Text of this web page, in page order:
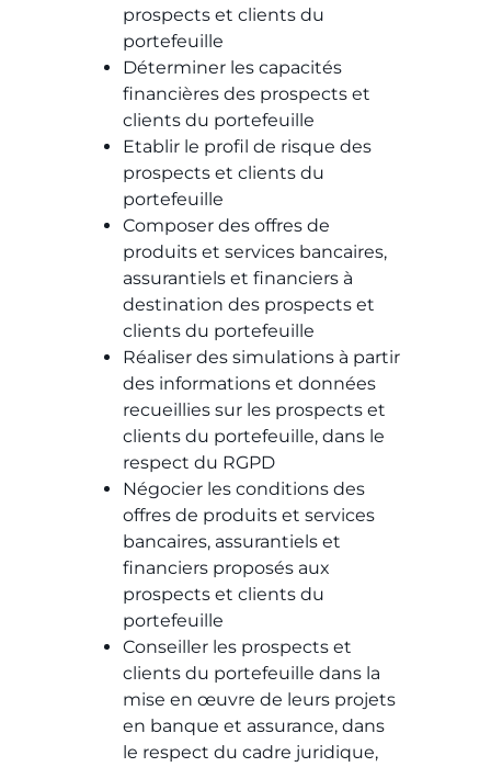
prospects et clients du
portefeuille​​
Déterminer les capacités
financières des prospects et
clients du portefeuille​​
Etablir le profil de risque des
prospects et clients du
portefeuille​​
Composer des offres de
produits et services bancaires,
assurantiels et financiers à
destination des prospects et
clients du portefeuille​​
Réaliser des simulations à partir
des informations et données
recueillies sur les prospects et
clients du portefeuille, dans le
respect du RGPD​​
Négocier les conditions des
offres de produits et services
bancaires, assurantiels et
financiers proposés aux
prospects et clients du
portefeuille​​
Conseiller les prospects et
clients du portefeuille dans la
mise en œuvre de leurs projets
en banque et assurance, dans
le respect du cadre juridique,